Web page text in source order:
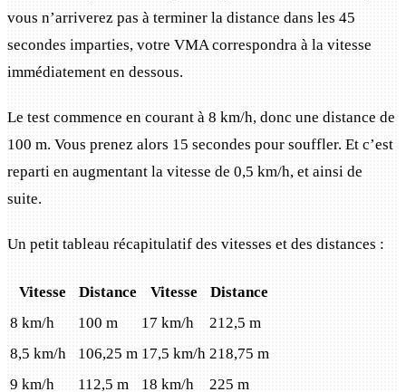
vous n’arriverez pas à terminer la distance dans les 45
secondes imparties, votre VMA correspondra à la vitesse
immédiatement en dessous.
Le test commence en courant à 8 km/h, donc une distance de
100 m. Vous prenez alors 15 secondes pour souffler. Et c’est
reparti en augmentant la vitesse de 0,5 km/h, et ainsi de
suite.
Un petit tableau récapitulatif des vitesses et des distances :
Vitesse Distance Vitesse
Distance
8 km/h
100 m 17 km/h
212,5 m
8,5 km/h
106,25 m 17,5 km/h 218,75 m
9 km/h
112,5 m 18 km/h
225 m